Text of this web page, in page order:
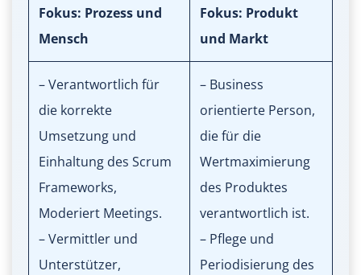
Fokus: Prozess und
Mensch
Fokus: Produkt
und Markt
– Verantwortlich für
die korrekte
Umsetzung und
Einhaltung des Scrum
Frameworks,
Moderiert Meetings.
– Vermittler und
Unterstützer,
– Business
orientierte Person,
die für die
Wertmaximierung
des Produktes
verantwortlich ist.
– Pflege und
Periodisierung des